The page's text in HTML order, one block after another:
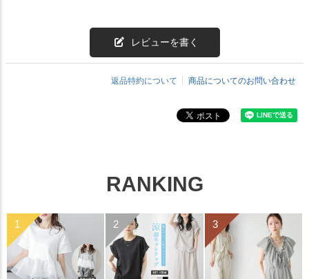
レビューを書く
返品特約について 商品についてのお問い合わせ
RANKING